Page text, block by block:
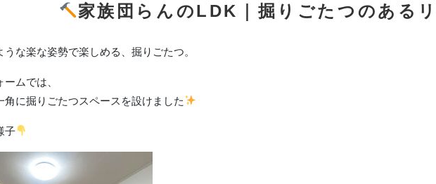
家族団らんのLDK｜掘りごたつのある
うな楽な姿勢で楽しめる、掘りごたつ。
ムでは、
角に掘りごたつスペースを設けました
子